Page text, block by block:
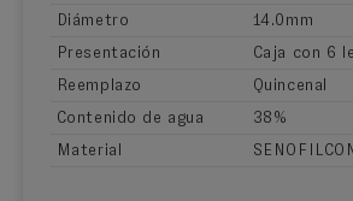
Diámetro
14.0mm
Presentación
Caja con 6
Reemplazo
Quincenal
Contenido de agua
38%
Material